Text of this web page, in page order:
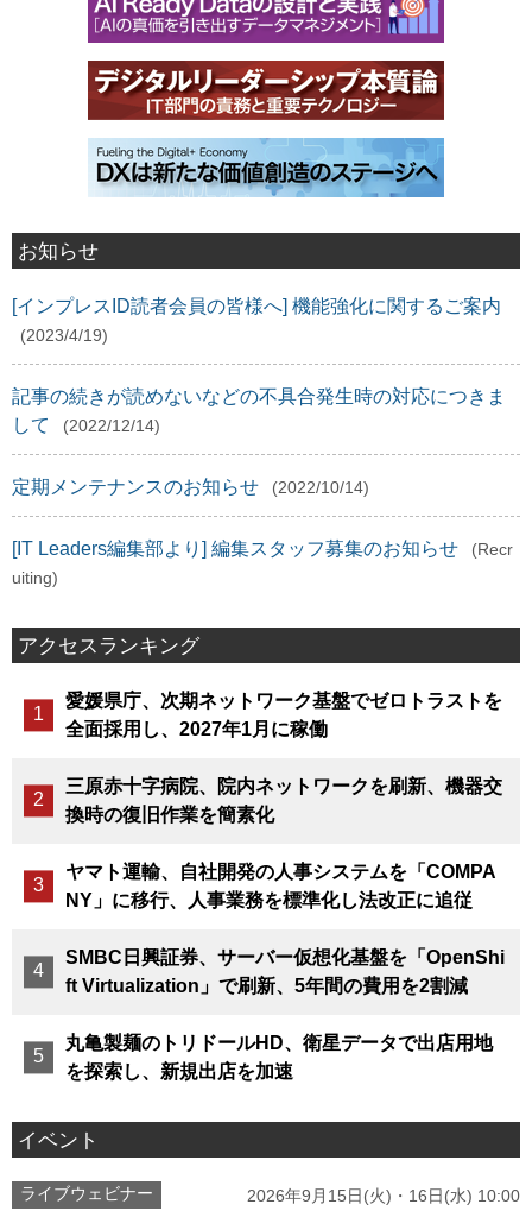
お知らせ
[インプレスID読者会員の皆様へ] 機能強化に関するご案内
(2023/4/19)
記事の続きが読めないなどの不具合発生時の対応につきま
して
(2022/12/14)
定期メンテナンスのお知らせ (2022/10/14)
[IT Leaders編集部より] 編集スタッフ募集のお知らせ
(Recr
uiting)
アクセスランキング
愛媛県庁、次期ネットワーク基盤でゼロトラストを
全面採用し、2027年1月に稼働
三原赤十字病院、院内ネットワークを刷新、機器交
換時の復旧作業を簡素化
ヤマト運輸、自社開発の人事システムを「COMPA
NY」に移行、人事業務を標準化し法改正に追従
SMBC日興証券、サーバー仮想化基盤を「OpenShi
ft Virtualization」で刷新、5年間の費用を2割減
丸亀製麺のトリドールHD、衛星データで出店用地
を探索し、新規出店を加速
イベント
ライブウェビナー 2026年9月15日(火)・16日(水) 10:00